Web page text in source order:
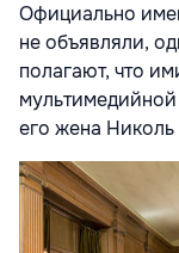
Официально
не объявляли,
полагают, что
его жена